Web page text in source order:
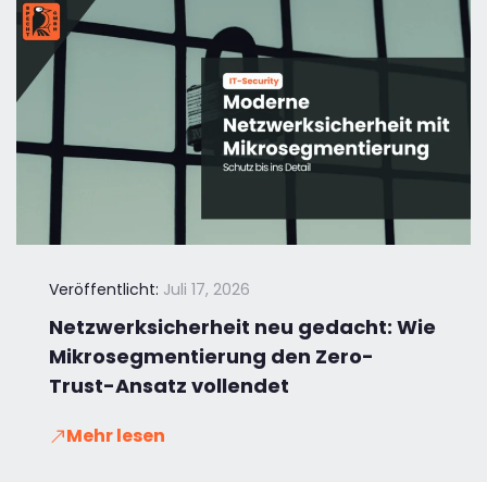
Veröffentlicht: Juli 17, 2026
Netzwerksicherheit neu gedacht: Wie
Mikrosegmentierung den Zero-
Trust-Ansatz vollendet
Mehr lesen